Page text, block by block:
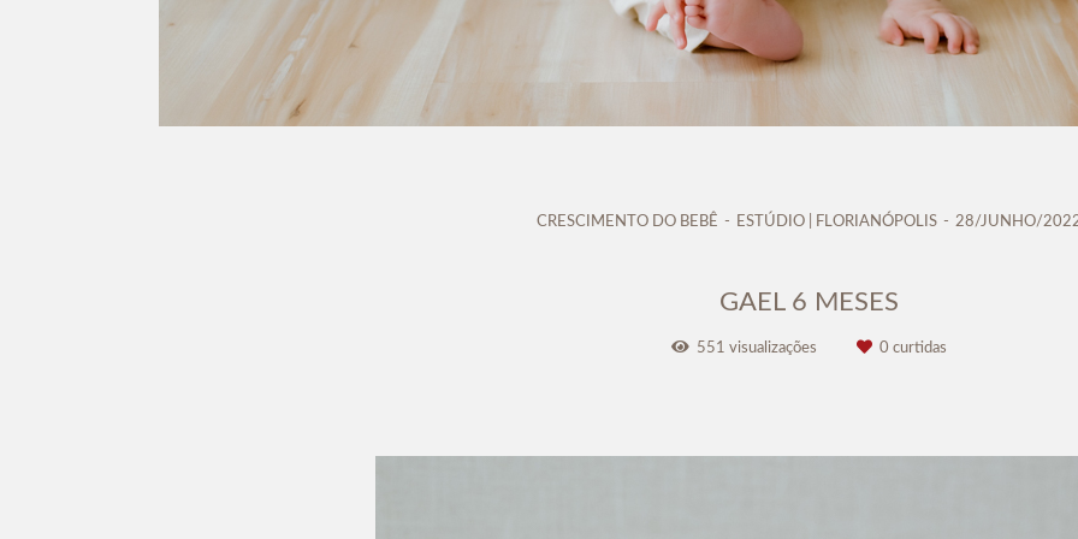
CRESCIMENTO DO BEBÊ ESTÚDIO | FLORIANÓPOLIS 28/JUNHO/
GAEL 6 MESES
551 visualizações 0 curtidas